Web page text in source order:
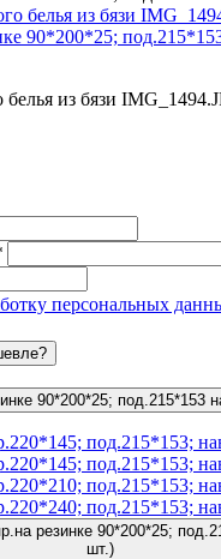
из бязи
персональных
90*200*25; под.215*153
под.215*153;
под.215*153;
под.215*153;
под.215*153;
резинке 90*200*25;
шт.)